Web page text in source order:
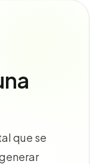
que se